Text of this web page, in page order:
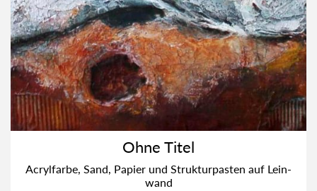
Ohne Titel
Acryl­far­be, Sand, Papier und Struk­tur­pas­ten auf Lein­
wand